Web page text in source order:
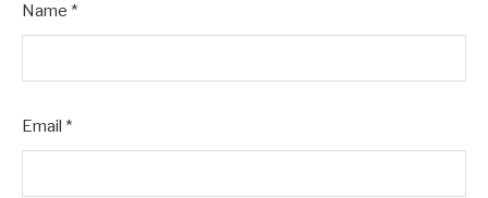
Name *
Email *